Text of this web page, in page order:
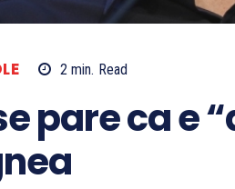
2 min. Read
pare ca e